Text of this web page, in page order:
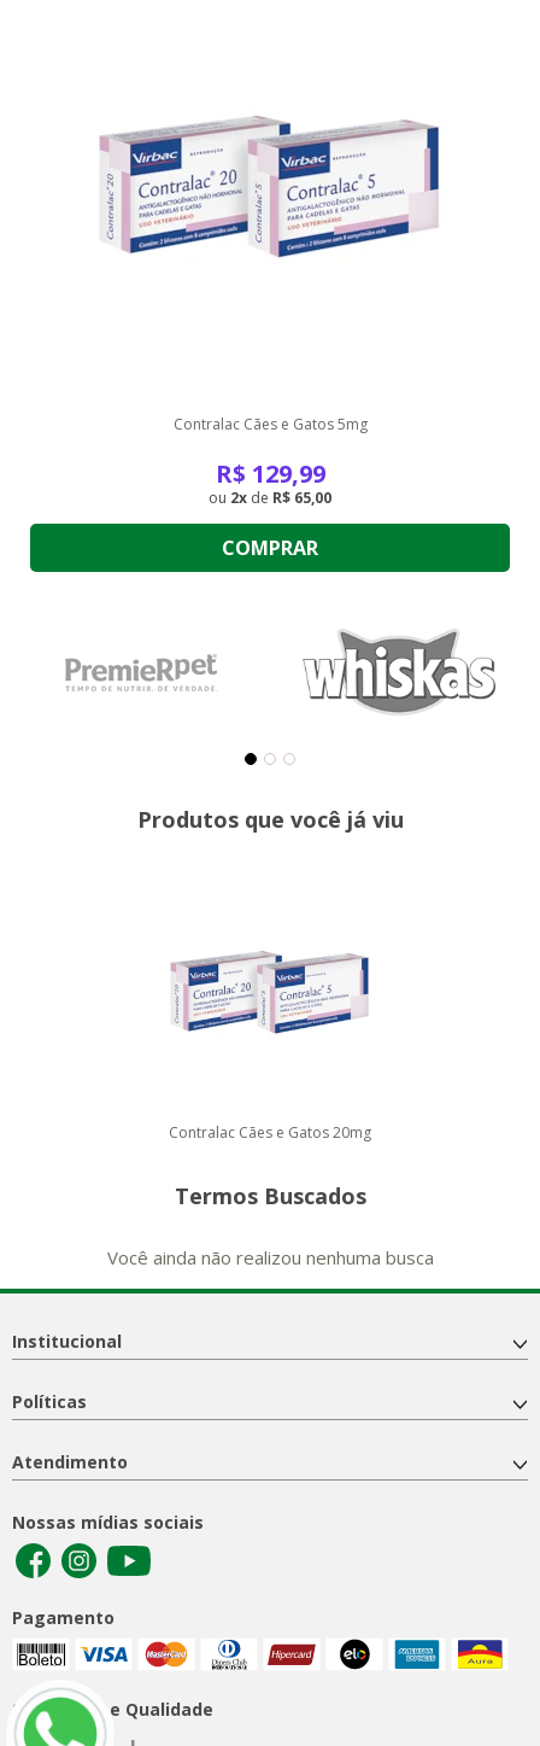
Contralac Cães e Gatos 5mg
R$ 129,99
2 de R$ 65,00
COMPRAR
Produtos que você já viu
Contralac Cães e Gatos 20mg
Termos Buscados
Você ainda não realizou nenhuma busca
Institucional
Políticas
Atendimento
Nossas mídias sociais
Pagamento
Segurança e Qualidade